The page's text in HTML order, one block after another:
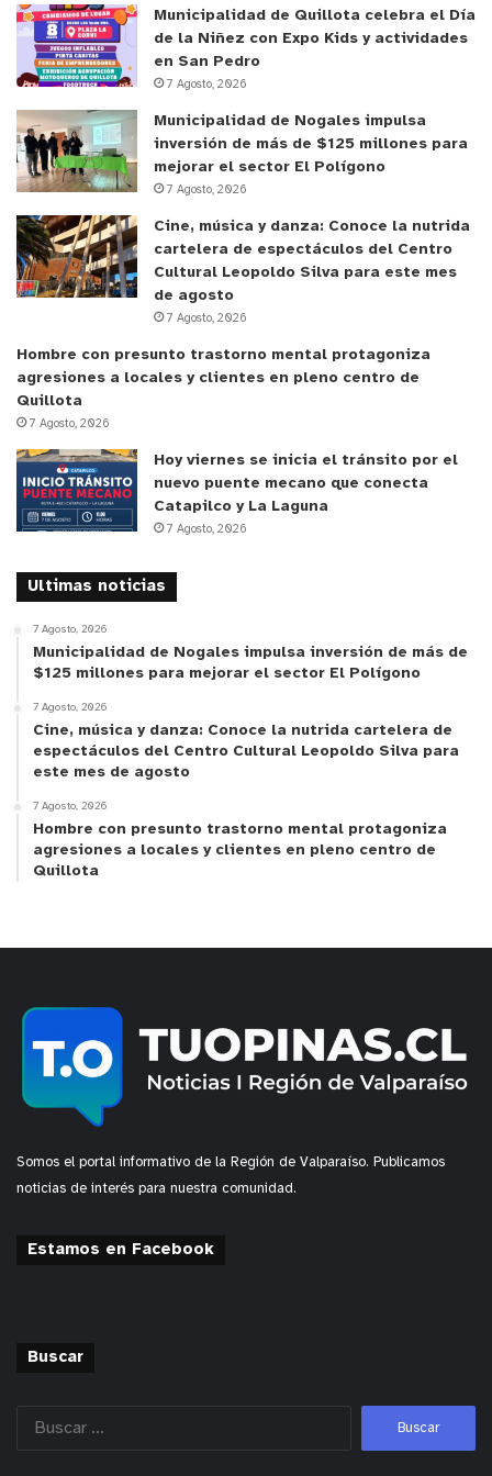
Municipalidad de Quillota celebra el Día
de la Niñez con Expo Kids y actividades
en San Pedro
7 Agosto, 2026
Municipalidad de Nogales impulsa
inversión de más de $125 millones para
mejorar el sector El Polígono
7 Agosto, 2026
Cine, música y danza: Conoce la nutrida
cartelera de espectáculos del Centro
Cultural Leopoldo Silva para este mes
de agosto
7 Agosto, 2026
Hombre con presunto trastorno mental protagoniza
agresiones a locales y clientes en pleno centro de
Quillota
7 Agosto, 2026
Hoy viernes se inicia el tránsito por el
nuevo puente mecano que conecta
Catapilco y La Laguna
7 Agosto, 2026
Ultimas noticias
7 Agosto, 2026
Municipalidad de Nogales impulsa inversión de más de
$125 millones para mejorar el sector El Polígono
7 Agosto, 2026
Cine, música y danza: Conoce la nutrida cartelera de
espectáculos del Centro Cultural Leopoldo Silva para
este mes de agosto
7 Agosto, 2026
Hombre con presunto trastorno mental protagoniza
agresiones a locales y clientes en pleno centro de
Quillota
Somos el portal informativo de la Región de Valparaíso. Publicamos
noticias de interés para nuestra comunidad.
Estamos en Facebook
Buscar